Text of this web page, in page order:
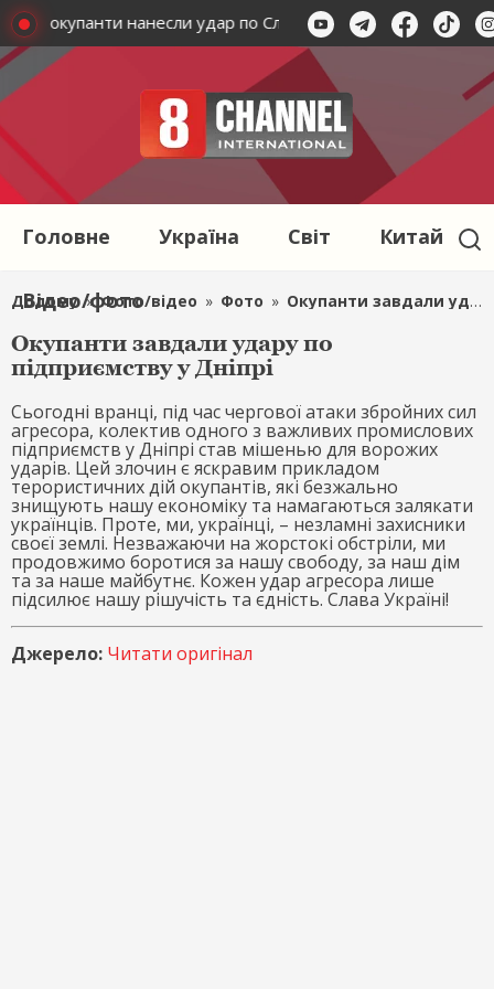
окупанти нанесли удар по Слав'янську, маємо
Головне Україна Світ Китай
Відео/фото
Додому » Фото/відео » Фото » Окупанти завдали удару по підприємству у Дніпрі
Окупанти завдали удару по
підприємству у Дніпрі
Сьогодні вранці, під час чергової атаки збройних сил
агресора, колектив одного з важливих промислових
підприємств у Дніпрі став мішенью для ворожих
ударів. Цей злочин є яскравим прикладом
терористичних дій окупантів, які безжально
знищують нашу економіку та намагаються залякати
українців. Проте, ми, українці, – незламні захисники
своєї землі. Незважаючи на жорстокі обстріли, ми
продовжимо боротися за нашу свободу, за наш дім
та за наше майбутнє. Кожен удар агресора лише
підсилює нашу рішучість та єдність. Слава Україні!
Джерело: Читати оригінал